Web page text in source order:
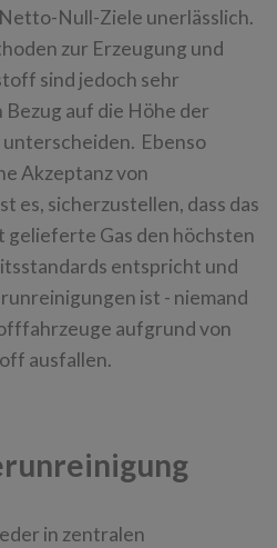
Null-Ziele unerlässlich.
zur Erzeugung und
sind jedoch sehr
auf die Höhe der
Ebenso
Akzeptanz von
sicherzustellen, dass das
gelieferte Gas den höchsten
entspricht und
ist - niemand
aufgrund von
ausfallen.
in zentralen